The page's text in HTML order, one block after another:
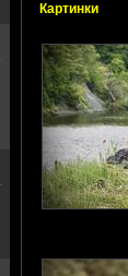
Картинки